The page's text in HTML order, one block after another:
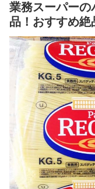
業務スーパー
品！おすすめ絶